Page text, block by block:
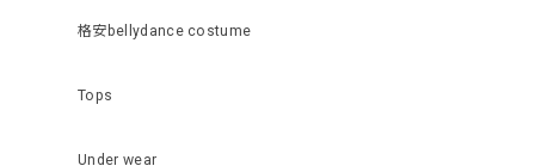
格安bellydance costume
Tops
Under wear